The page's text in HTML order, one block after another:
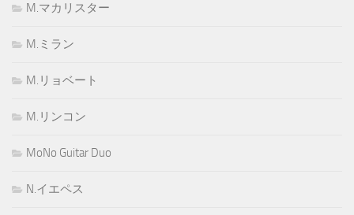
M.マカリスター
M.ミラン
M.リョベート
M.リンコン
MoNo Guitar Duo
N.イエペス